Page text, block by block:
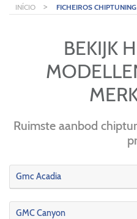
INÍCIO > FICHEIROS CHIPTUNING
BEKIJK
Ruimste aanbod
Gmc Acadia
GMC Canyon